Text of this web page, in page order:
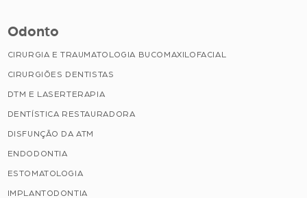
Odonto
CIRURGIA E TRAUMATOLOGIA BUCOMAXILOFACIAL
CIRURGIÕES DENTISTAS
DTM E LASERTERAPIA
DENTÍSTICA RESTAURADORA
DISFUNÇÃO DA ATM
ENDODONTIA
ESTOMATOLOGIA
IMPLANTODONTIA